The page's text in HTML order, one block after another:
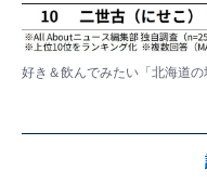
好き＆飲んでみたい「北海道